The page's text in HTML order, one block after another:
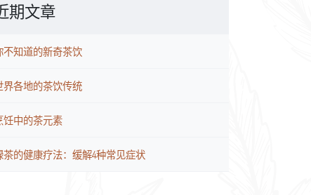
期文章
不知道的新奇茶饮
界各地的茶饮传统
饪中的茶元素
茶的健康疗法：缓解4种常见症状